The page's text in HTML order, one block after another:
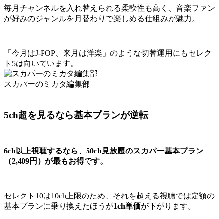
毎月チャンネルを入れ替えられる柔軟性も高く、音楽ファン
が好みのジャンルを月替わりで楽しめる仕組みが魅力。
「今月はJ-POP、来月は洋楽」のような切替運用にもセレク
ト5は向いています。
スカパーのミカタ編集部
5ch超を見るなら基本プランが逆転
6ch以上視聴するなら、50ch見放題のスカパー基本プラン
（2,409円）が最もお得です。
セレクト10は10ch上限のため、それを超える視聴では定額の
基本プランに乗り換えたほうが1ch単価が下がります。